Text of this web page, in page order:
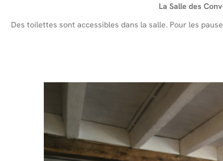
La Salle des
Des toilettes sont accessibles dans la salle. Pour les